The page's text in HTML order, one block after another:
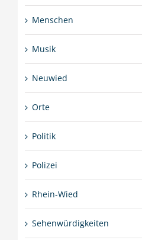
Menschen
Musik
Neuwied
Orte
Politik
Polizei
Rhein-Wied
Sehenwürdigkeiten